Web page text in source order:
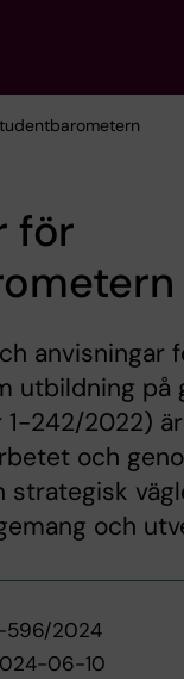
för
anvisningar
utbildning på
1-242/2022)
och
och
596/2024
06-10